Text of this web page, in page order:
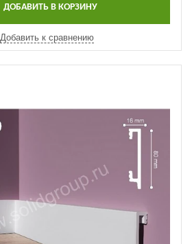
ДОБАВИТЬ В КОРЗИНУ
Добавить к сравнению